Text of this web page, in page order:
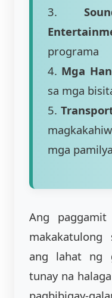
3.
programa
4. Mga
sa mga
5.
mga pamilya
Ang
ang lahat ng
tunay na